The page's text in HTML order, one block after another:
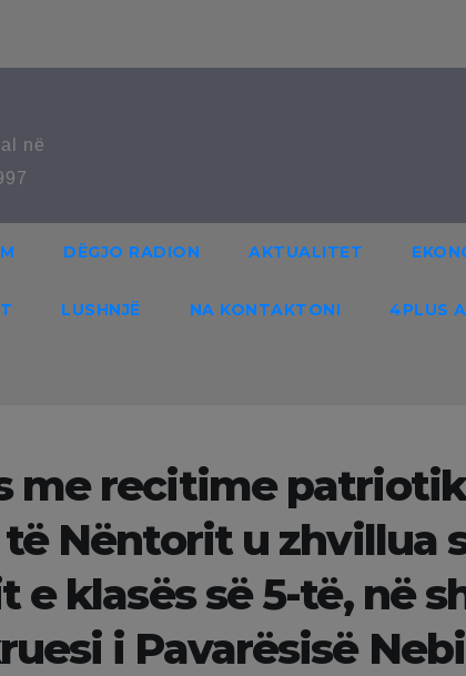
në
DËGJO RADION AKTUALITET
LUSHNJË NA KONTAKTONI 4PLUS
me recitime
Nëntorit u zhvillua
e klasës së 5-të, në
i Pavarësisë